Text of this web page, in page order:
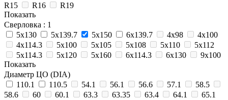
R15
R16
R19
Показать
Сверловка : 1
5х130
5х139.7 5х150 6х139.7 4х98
4х100
4х114.3
5х100 5x105 5х108 5х110
5х112
5х114.3
5х120 5х160 6х114.3 6х130
9х100
Показать
Диаметр ЦО (DIA)
110.1
110.5 54.1 56.1 56.6 57.1
58.5
58.6
60 60.1 63.3 63.35 63.4 64.1
65.1